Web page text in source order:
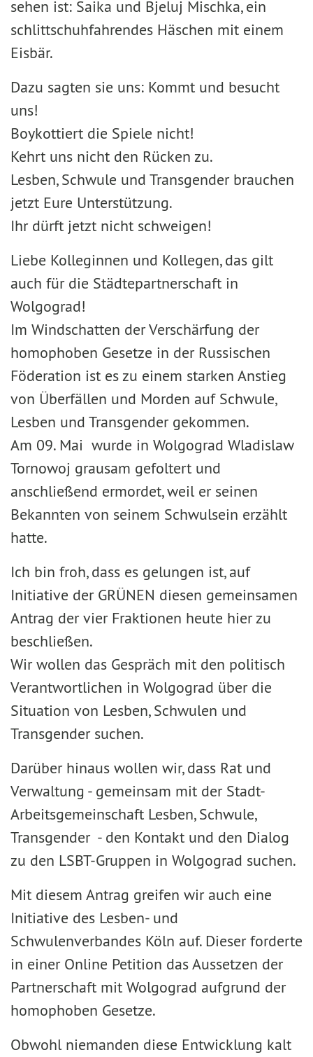
sehen ist: Saika und Bjeluj Mischka, ein
schlittschuhfahrendes Häschen mit einem
Eisbär.
Dazu sagten sie uns: Kommt und besucht
uns!
Boykottiert die Spiele nicht!
Kehrt uns nicht den Rücken zu.
Lesben, Schwule und Transgender brauchen
jetzt Eure Unterstützung.
Ihr dürft jetzt nicht schweigen!
Liebe Kolleginnen und Kollegen, das gilt
auch für die Städtepartnerschaft in
Wolgograd!
Im Windschatten der Verschärfung der
homophoben Gesetze in der Russischen
Föderation ist es zu einem starken Anstieg
von Überfällen und Morden auf Schwule,
Lesben und Transgender gekommen.
Am 09. Mai wurde in Wolgograd Wladislaw
Tornowoj grausam gefoltert und
anschließend ermordet, weil er seinen
Bekannten von seinem Schwulsein erzählt
hatte.
Ich bin froh, dass es gelungen ist, auf
Initiative der GRÜNEN diesen gemeinsamen
Antrag der vier Fraktionen heute hier zu
beschließen.
Wir wollen das Gespräch mit den politisch
Verantwortlichen in Wolgograd über die
Situation von Lesben, Schwulen und
Transgender suchen.
Darüber hinaus wollen wir, dass Rat und
Verwaltung - gemeinsam mit der Stadt-
Arbeitsgemeinschaft Lesben, Schwule,
Transgender - den Kontakt und den Dialog
zu den LSBT-Gruppen in Wolgograd suchen.
Mit diesem Antrag greifen wir auch eine
Initiative des Lesben- und
Schwulenverbandes Köln auf. Dieser forderte
in einer Online Petition das Aussetzen der
Partnerschaft mit Wolgograd aufgrund der
homophoben Gesetze.
Obwohl niemanden diese Entwicklung kalt